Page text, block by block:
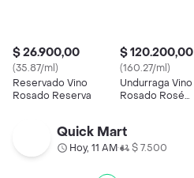
$ 26.900,00
(35.87/ml)
Reservado Vino
Rosado Reserva
$ 120.200,00
(160.27/ml)
Undurraga Vino
Rosado Rosé
Quick Mart
Hoy, 11 AM• $ 7.500